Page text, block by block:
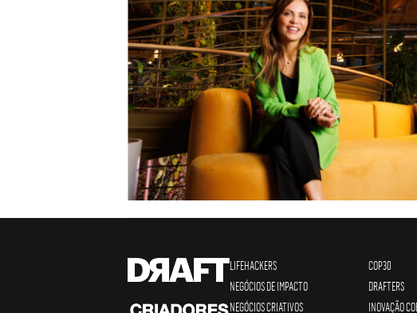
LIFEHACKERS
NEGÓCIOS DE IMPACTO
NEGÓCIOS CRIATIVOS
COP30
DRAFTERS
INOVAÇÃO